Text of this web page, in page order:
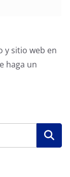
y sitio web en
haga un